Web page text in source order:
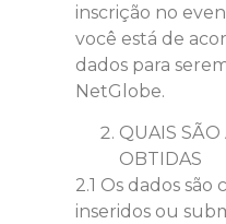
inscrição no
você está de
dados para
NetGlobe.
QUAIS SÃO
OBTIDAS
2.1 Os dados
inseridos ou